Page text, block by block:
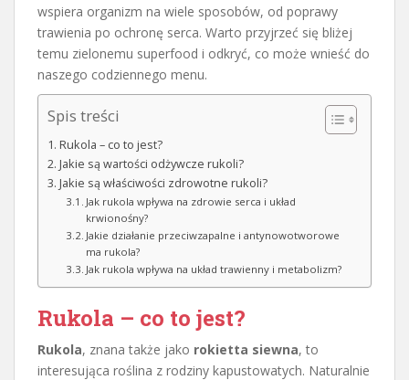
wspiera organizm na wiele sposobów, od poprawy
trawienia po ochronę serca. Warto przyjrzeć się bliżej
temu zielonemu superfood i odkryć, co może wnieść do
naszego codziennego menu.
Spis treści
Rukola – co to jest?
Jakie są wartości odżywcze rukoli?
Jakie są właściwości zdrowotne rukoli?
Jak rukola wpływa na zdrowie serca i układ
krwionośny?
Jakie działanie przeciwzapalne i antynowotworowe
ma rukola?
Jak rukola wpływa na układ trawienny i metabolizm?
Rukola – co to jest?
Rukola, znana także jako rokietta siewna, to
interesująca roślina z rodziny kapustowatych. Naturalnie